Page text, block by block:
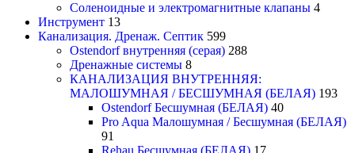
Соленоидные и электромагнитные клапаны 4
Инструмент 13
Канализация. Дренаж. Септик 599
Ostendorf внутренняя (серая) 288
Дренажные системы 8
КАНАЛИЗАЦИЯ ВНУТРЕННЯЯ:
МАЛОШУМНАЯ / БЕСШУМНАЯ (БЕЛАЯ) 193
Ostendorf Бесшумная (БЕЛАЯ) 40
Pro Aqua Малошумная / Бесшумная (БЕЛАЯ)
91